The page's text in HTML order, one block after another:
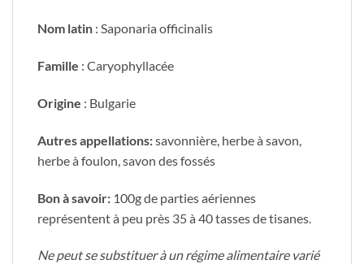
Nom latin : Saponaria officinalis
Famille : Caryophyllacée
Origine : Bulgarie
Autres appellations:savonnière, herbe à savon,
herbe à foulon, savon des fossés
Bon à savoir: 100g de parties aériennes
représentent à peu près 35 à 40 tasses de tisanes.
Ne peut se substituer à un régime alimentaire varié